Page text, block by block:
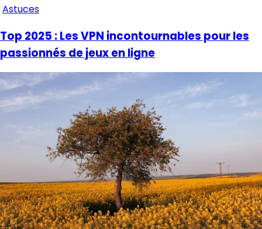
Astuces
Top 2025 : Les VPN incontournables pour les
passionnés de jeux en ligne